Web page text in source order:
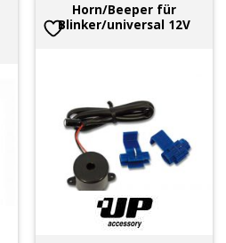
Horn/Beeper für
Blinker/universal 12V